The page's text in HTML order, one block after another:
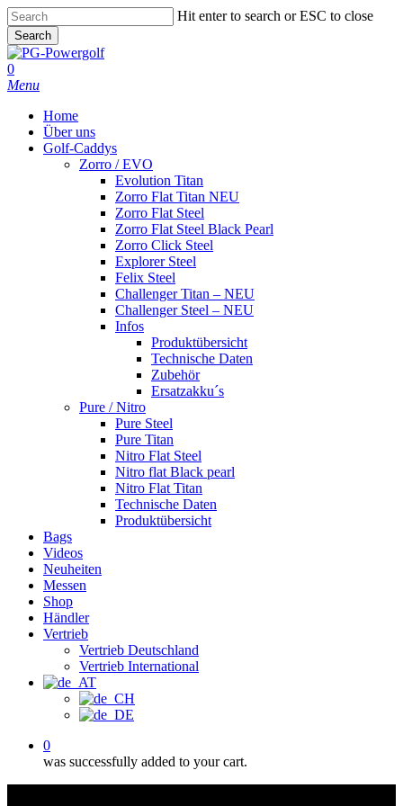
Skip
to
main
content
Hit enter to search or ESC to close
Search
Close
Search
0
Menu
Home
Über uns
Golf-Caddys
Zorro / EVO
Evolution Titan
Zorro Flat Titan NEU
Zorro Flat Steel
Zorro Flat Steel Black Pearl
Zorro Click Steel
Explorer Steel
Felix Steel
Challenger Titan – NEU
Challenger Steel – NEU
Infos
Produktübersicht
Technische Daten
Zubehör
Ersatzakku´s
Pure / Nitro
Pure Steel
Pure Titan
Nitro Flat Steel
Nitro flat Black pearl
Nitro Flat Titan
Technische Daten
Produktübersicht
Bags
Videos
Neuheiten
Messen
Shop
Händler
Vertrieb
Vertrieb Deutschland
Vertrieb International
0
was successfully added to your cart.